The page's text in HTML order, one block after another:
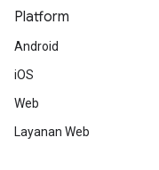
Platform
Android
iOS
Web
Layanan Web